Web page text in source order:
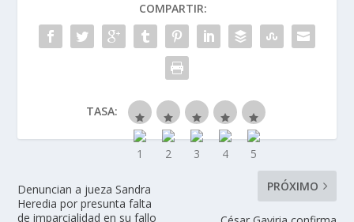
COMPARTIR:
TASA:
Denuncian a jueza Sandra
Heredia por presunta falta
de imparcialidad en su fallo
PRÓXIMO